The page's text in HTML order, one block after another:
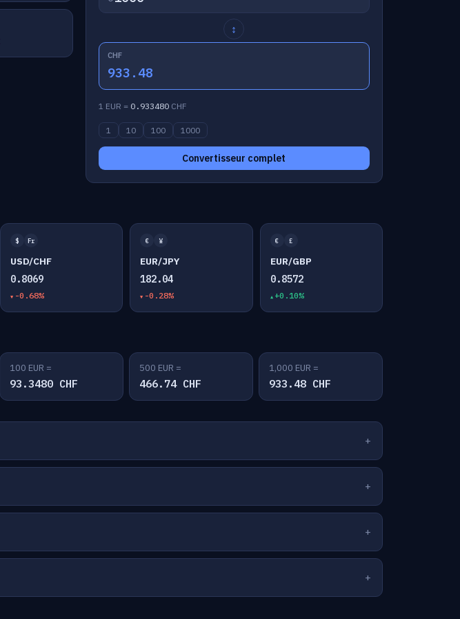
↕
CHF
933.48
1 EUR = 0.933480CHF
1 10 100 1000
Convertisseur complet
$ Fr
USD/CHF
0.8069
-0.68%
€ ¥
EUR/JPY
182.04
-0.28%
€ £
EUR/GBP
0.8572
+0.10%
100 EUR =
93.3480 CHF
500 EUR =
466.74 CHF
1,000 EUR =
933.48 CHF